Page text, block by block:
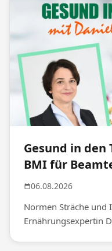
Gesund in den
BMI für
06.08.2026
Normen Sträche und
Ernährungsexpertin